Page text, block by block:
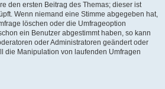
den ersten Beitrag des Themas; dieser ist
Wenn niemand eine Stimme abgegeben hat,
löschen oder die Umfrageoption
ein Benutzer abgestimmt haben, so kann
oder Administratoren geändert oder
die Manipulation von laufenden Umfragen